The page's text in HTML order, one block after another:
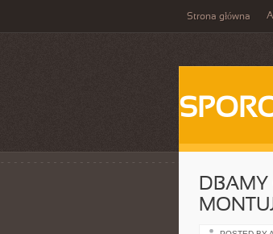
Strona główna
DBAMY